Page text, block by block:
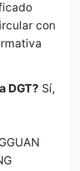
con
DGT? Sí,